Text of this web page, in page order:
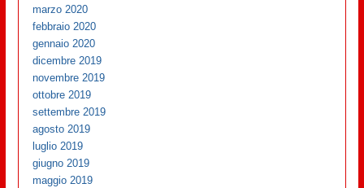
marzo 2020
febbraio 2020
gennaio 2020
dicembre 2019
novembre 2019
ottobre 2019
settembre 2019
agosto 2019
luglio 2019
giugno 2019
maggio 2019